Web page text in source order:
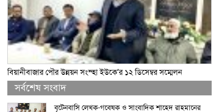
বিয়ানীবাজার পৌর উন্নয়ন সংস্হা ইউকে’র ১২ ডিসেম্বর সম্মেলন
সর্বশেষ সংবাদ
বৃটেনবাসি লেখক-গবেষক ও সাংবাদিক শাহেদ রাহমানের